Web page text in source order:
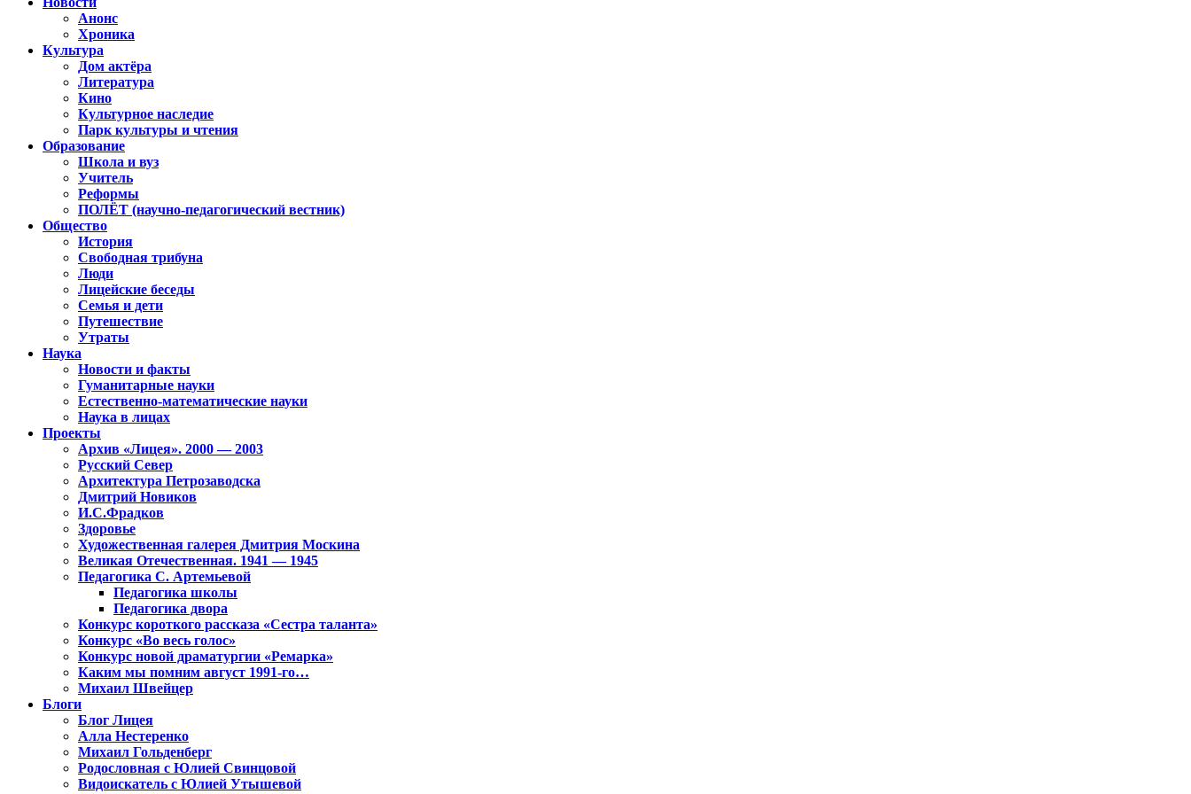
Анонс
Хроника
Культура
Дом актёра
Литература
Кино
Культурное наследие
Парк культуры и чтения
Образование
Школа и вуз
Учитель
Реформы
ПОЛЁТ (научно-педагогический вестник)
Общество
История
Свободная трибуна
Люди
Лицейские беседы
Семья и дети
Путешествие
Утраты
Наука
Новости и факты
Гуманитарные науки
Естественно-математические науки
Наука в лицах
Проекты
Архив «Лицея». 2000 — 2003
Русский Север
Архитектура Петрозаводска
Дмитрий Новиков
И.С.Фрадков
Здоровье
Художественная галерея Дмитрия Москина
Великая Отечественная. 1941 — 1945
Педагогика С. Артемьевой
Педагогика школы
Педагогика двора
Конкурс короткого рассказа «Сестра таланта»
Конкурс «Во весь голос»
Конкурс новой драматургии «Ремарка»
Каким мы помним август 1991-го…
Михаил Швейцер
Блоги
Блог Лицея
Алла Нестеренко
Михаил Гольденберг
Родословная с Юлией Свинцовой
Видоискатель с Юлией Утышевой